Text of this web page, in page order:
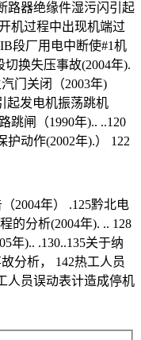
路器绝缘件湿污闪引起
机过程中出现机端过
段厂用电中断使#1机
换失压事故(2004年).
门关闭（2003年)
起发电机振荡跳机
跳闸（1990年).. ..120
动作(2002年).） 122
2004年） .125黔北电
的分析(2004年). .. 128
年).. .130..135关于纳
分析， 142热工人员
人员误动表计造成停机